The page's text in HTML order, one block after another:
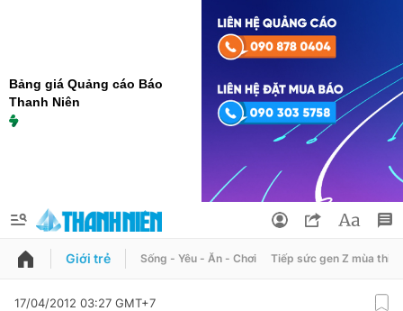
Bảng giá Quảng cáo Báo
Thanh Niên
QUẢNG CÁO
Giới trẻ Sống - Yêu - Ăn - Chơi Tiếp sức gen Z mùa thi
17/04/2012 03:27 GMT+7